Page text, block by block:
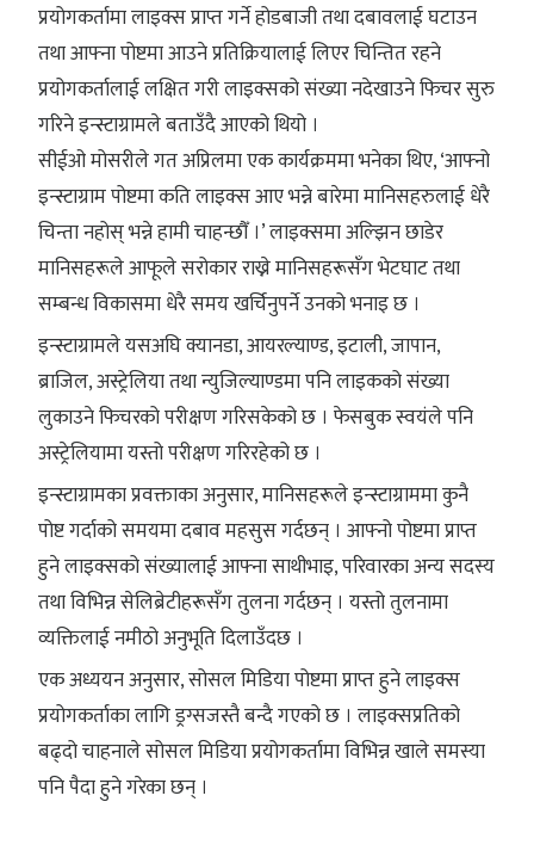
प्रयोगकर्तामा लाइक्स प्राप्त गर्ने होडबाजी तथा दबावलाई घटाउन
तथा आफ्ना पोष्टमा आउने प्रतिक्रियालाई लिएर चिन्तित रहने
प्रयोगकर्तालाई लक्षित गरी लाइक्सको संख्या नदेखाउने फिचर सुरु
गरिने इन्स्टाग्रामले बताउँदै आएको थियो ।
सीईओ मोसरीले गत अप्रिलमा एक कार्यक्रममा भनेका थिए, ‘आफ्नो
इन्स्टाग्राम पोष्टमा कति लाइक्स आए भन्ने बारेमा मानिसहरुलाई धेरै
चिन्ता नहोस् भन्ने हामी चाहन्छौँ ।’ लाइक्समा अल्झिन छाडेर
मानिसहरूले आफूले सरोकार राख्ने मानिसहरूसँग भेटघाट तथा
सम्बन्ध विकासमा धेरै समय खर्चिनुपर्ने उनको भनाइ छ ।
इन्स्टाग्रामले यसअघि क्यानडा, आयरल्याण्ड, इटाली, जापान,
ब्राजिल, अस्ट्रेलिया तथा न्युजिल्याण्डमा पनि लाइकको संख्या
लुकाउने फिचरको परीक्षण गरिसकेको छ । फेसबुक स्वयंले पनि
अस्ट्रेलियामा यस्तो परीक्षण गरिरहेको छ ।
इन्स्टाग्रामका प्रवक्ताका अनुसार, मानिसहरूले इन्स्टाग्राममा कुनै
पोष्ट गर्दाको समयमा दबाव महसुस गर्दछन् । आफ्नो पोष्टमा प्राप्त
हुने लाइक्सको संख्यालाई आफ्ना साथीभाइ, परिवारका अन्य सदस्य
तथा विभिन्न सेलिब्रेटीहरूसँग तुलना गर्दछन् । यस्तो तुलनामा
व्यक्तिलाई नमीठो अनुभूति दिलाउँदछ ।
एक अध्ययन अनुसार, सोसल मिडिया पोष्टमा प्राप्त हुने लाइक्स
प्रयोगकर्ताका लागि ड्रग्सजस्तै बन्दै गएको छ । लाइक्सप्रतिको
बढ्दो चाहनाले सोसल मिडिया प्रयोगकर्तामा विभिन्न खाले समस्या
पनि पैदा हुने गरेका छन् ।